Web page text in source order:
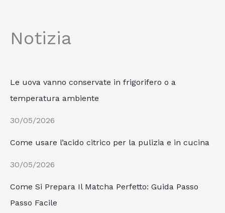
Notizia
Le uova vanno conservate in frigorifero o a
temperatura ambiente
30/05/2026
Come usare l’acido citrico per la pulizia e in cucina
30/05/2026
Come Si Prepara Il Matcha Perfetto: Guida Passo
Passo Facile